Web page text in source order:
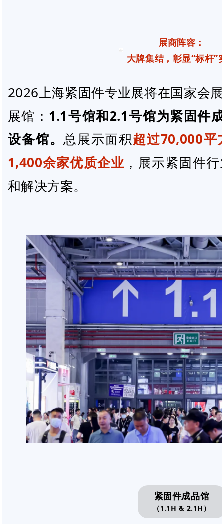
展商阵容：
大牌集结，彰显“标杆”
2026上海紧固件专业展将在国家会
展馆： 1.1号馆和2.1号馆为紧固件
设备馆。 总展示面积超过70,000平
1,400余家优质企业 ，展示紧固件
和解决方案。
紧固件成品馆
（1.1H & 2.1H）